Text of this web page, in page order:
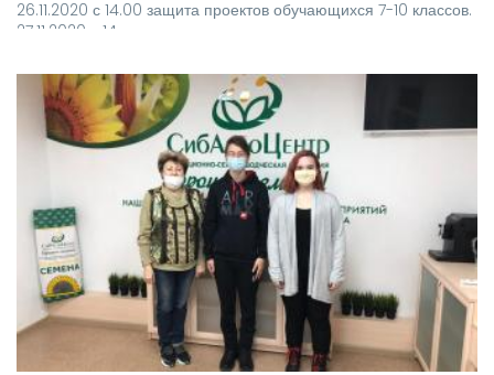
26.11.2020 с 14.00 защита проектов обучающихся 7-10 классов.
27.11.2020 с 14.…